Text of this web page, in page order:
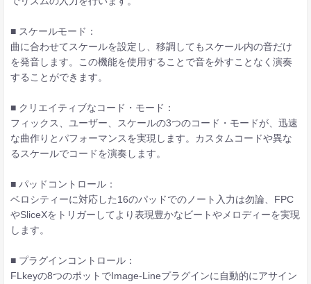
■ スケールモード：
曲に合わせてスケールを設定し、移調してもスケール内の音だけ
を発音します。この機能を使用することで音を外すことなく演奏
することができます。
■ クリエイティブなコード・モード：
フィックス、ユーザー、スケールの3つのコード・モードが、迅速
な曲作りとパフォーマンスを実現します。カスタムコードや異な
るスケールでコードを演奏します。
■ パッドコントロール：
ベロシティーに対応した16のパッドでのノート入力は勿論、FPC
やSliceXをトリガーしてより表現豊かなビートやメロディーを実現
します。
■ プラグインコントロール：
FLkeyの8つのポットでImage-Lineプラグインに自動的にアサイン